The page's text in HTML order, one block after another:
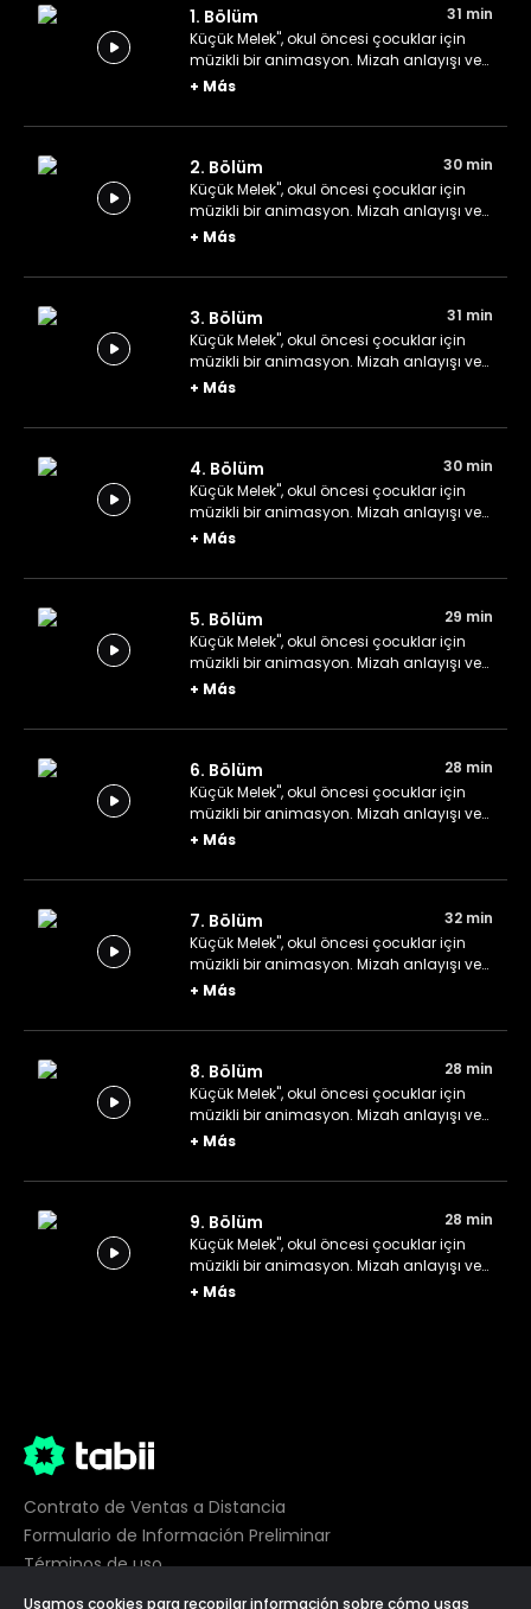
1. Bölüm
31 min
Küçük Melek", okul öncesi çocuklar için
müzikli bir animasyon. Mizah anlayışı ve
akılda kalıcı neşeli şarkılarıyla Bebek
eğlendiriyor.
+ Más
2. Bölüm
30 min
Küçük Melek", okul öncesi çocuklar için
müzikli bir animasyon. Mizah anlayışı ve
akılda kalıcı neşeli şarkılarıyla Bebek
eğlendiriyor.
+ Más
3. Bölüm
31 min
Küçük Melek", okul öncesi çocuklar için
müzikli bir animasyon. Mizah anlayışı ve
akılda kalıcı neşeli şarkılarıyla Bebek
eğlendiriyor.
+ Más
4. Bölüm
30 min
Küçük Melek", okul öncesi çocuklar için
müzikli bir animasyon. Mizah anlayışı ve
akılda kalıcı neşeli şarkılarıyla Bebek
eğlendiriyor.
+ Más
5. Bölüm
29 min
Küçük Melek", okul öncesi çocuklar için
müzikli bir animasyon. Mizah anlayışı ve
akılda kalıcı neşeli şarkılarıyla Bebek
eğlendiriyor.
+ Más
6. Bölüm
28 min
Küçük Melek", okul öncesi çocuklar için
müzikli bir animasyon. Mizah anlayışı ve
akılda kalıcı neşeli şarkılarıyla Bebek
eğlendiriyor.
+ Más
7. Bölüm
32 min
Küçük Melek", okul öncesi çocuklar için
müzikli bir animasyon. Mizah anlayışı ve
akılda kalıcı neşeli şarkılarıyla Bebek
eğlendiriyor.
+ Más
8. Bölüm
28 min
Küçük Melek", okul öncesi çocuklar için
müzikli bir animasyon. Mizah anlayışı ve
akılda kalıcı neşeli şarkılarıyla Bebek
eğlendiriyor.
+ Más
9. Bölüm
28 min
Küçük Melek", okul öncesi çocuklar için
müzikli bir animasyon. Mizah anlayışı ve
akılda kalıcı neşeli şarkılarıyla Bebek
+ Más
Contrato de Ventas a Distancia
Formulario de Información Preliminar
Términos de uso
Privacidad
Usamos cookies para recopilar información sobre cómo usas